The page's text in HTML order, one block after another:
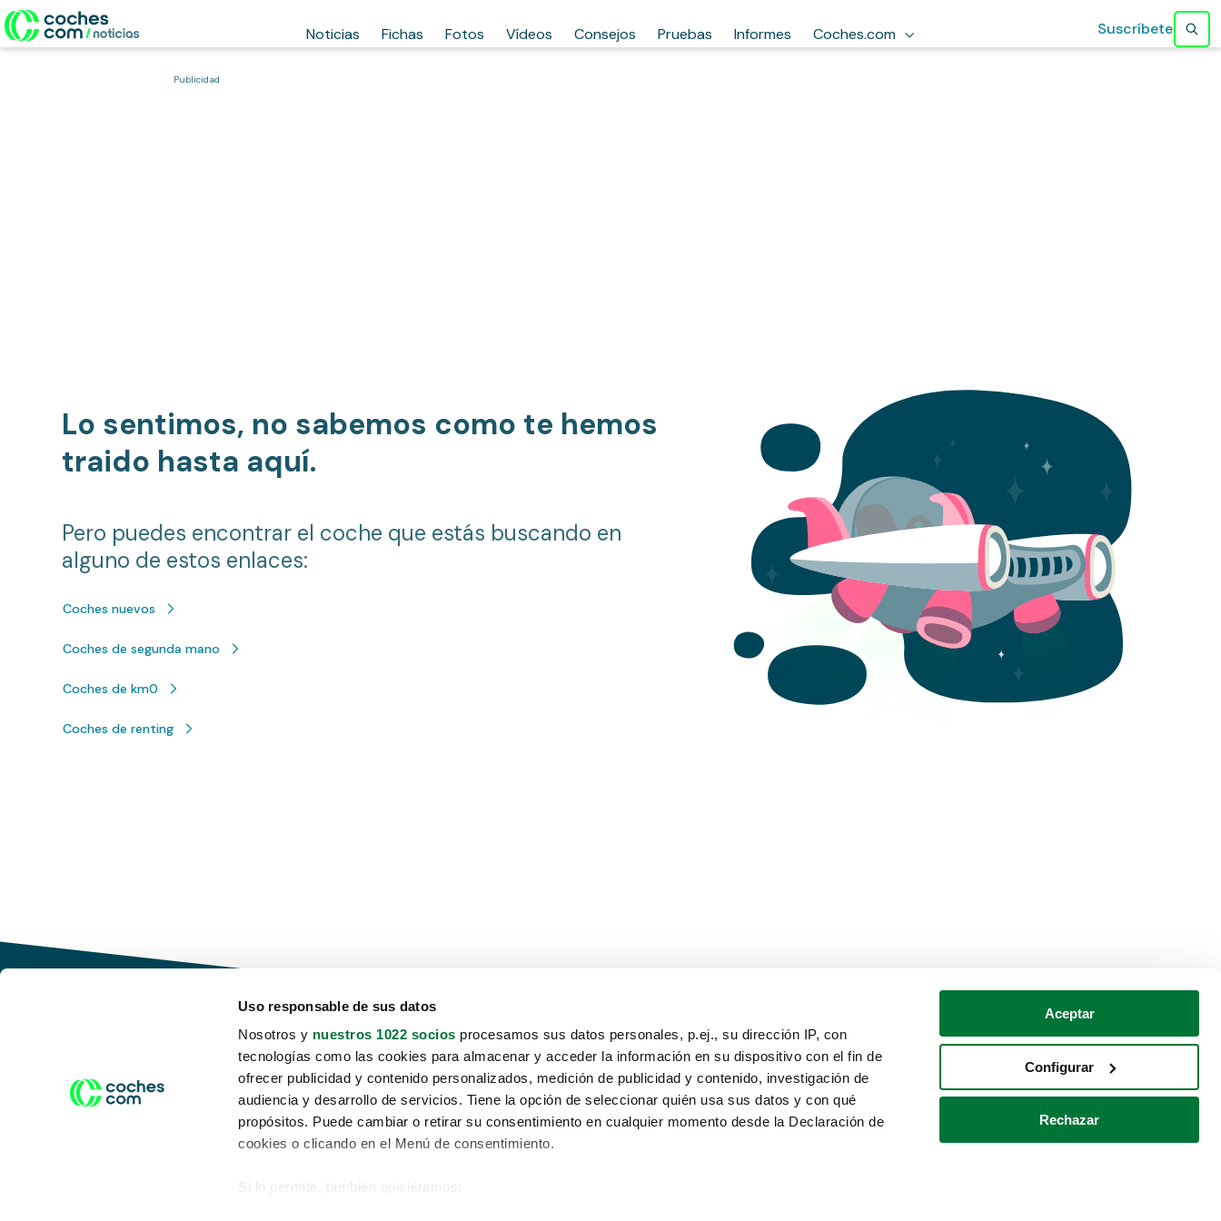
Uso responsable de sus datos
Nosotros y nuestros 1022 socios procesamos sus datos personales, p.ej., su dirección IP, con
tecnologías como las cookies para almacenar y acceder la información en su dispositivo con el fin de
ofrecer publicidad y contenido personalizados, medición de publicidad y contenido, investigación de
audiencia y desarrollo de servicios. Tiene la opción de seleccionar quién usa sus datos y con qué
propósitos. Puede cambiar o retirar su consentimiento en cualquier momento desde la Declaración de
cookies o clicando en el Menú de consentimiento.
Si lo permite, también quisiéramos:
Aceptar
Configurar
Rechazar
Noticias Fichas Fotos Vídeos Consejos Pruebas Informes Coches.com Suscríbete
Publicidad
Lo sentimos, no sabemos como te hemos
traido hasta aquí.
Pero puedes encontrar el coche que estás buscando en
alguno de estos enlaces:
Coches nuevos
Coches de segunda mano
Coches de km0
Coches de renting
Conduce tu futuro,
desata tu movilidad